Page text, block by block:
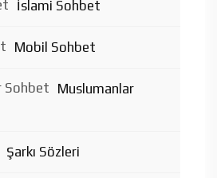
İslami Sohbet
Mobil Sohbet
Muslumanlar
Şarkı Sözleri